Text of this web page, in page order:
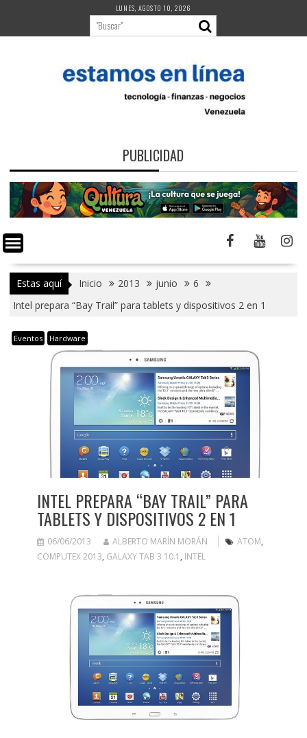
contenido
LUNES, AGOSTO 10, 2026
PUBLICIDAD
Estas aquí Inicio 2013 junio
6
Intel prepara “Bay Trail” para tablets y dispositivos 2 en 1
Eventos Hardware
INTEL PREPARA “BAY TRAIL” PARA
TABLETS Y DISPOSITIVOS 2 EN 1
06/06/2013 ALBERTO MARÍN MORÁN ATOM,
COMPUTEX 2013, GALAXY TAB 3 10.1 , INTEL